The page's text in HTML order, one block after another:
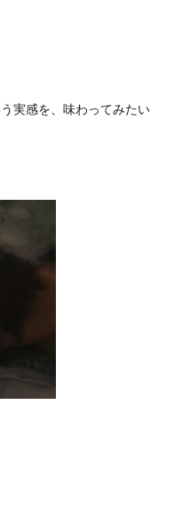
実感を、味わってみたい